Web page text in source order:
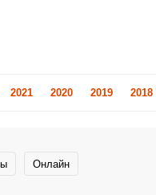
2021 2020 2019 2018
Онлайн